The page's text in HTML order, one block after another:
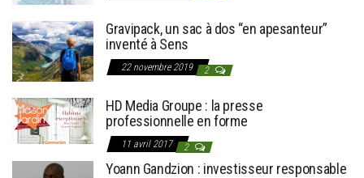
Gravipack, un sac à dos “en apesanteur”
inventé à Sens
22 novembre 2019 2
HD Media Groupe : la presse
professionnelle en forme
11 avril 2017 2
Yoann Gandzion : investisseur responsable